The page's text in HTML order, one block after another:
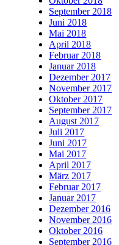
September 2018
Juni 2018
Mai 2018
April 2018
Februar 2018
Januar 2018
Dezember 2017
November 2017
Oktober 2017
September 2017
August 2017
Juli 2017
Juni 2017
Mai 2017
April 2017
März 2017
Februar 2017
Januar 2017
Dezember 2016
November 2016
Oktober 2016
September 2016